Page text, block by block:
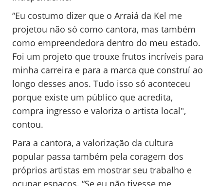
“Eu costumo dizer que o Arraiá da Kel me
projetou não só como cantora, mas também
como empreendedora dentro do meu estado.
Foi um projeto que trouxe frutos incríveis para
minha carreira e para a marca que construí ao
longo desses anos. Tudo isso só aconteceu
porque existe um público que acredita,
compra ingresso e valoriza o artista local",
contou.
Para a cantora, a valorização da cultura
popular passa também pela coragem dos
próprios artistas em mostrar seu trabalho e